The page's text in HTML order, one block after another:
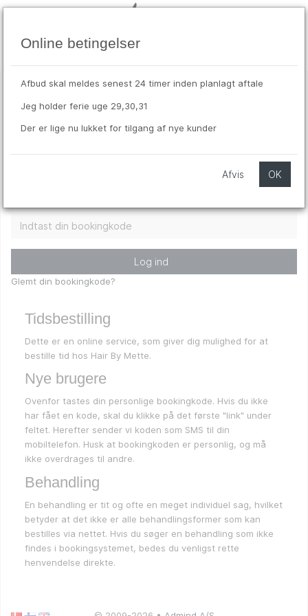
Velkommen til tidsbestilling
Log ind
Glemt din bookingkode?
Tidsbestilling
Dette er en online service, som giver dig mulighed for at
bestille tid hos Hair By Mette.
Nye brugere
Ovenfor tastes din personlige bookingkode. Hvis du ikke
har fået en kode, skal du klikke på det første "link" under
feltet. Herefter sender vi koden som SMS til din
mobiltelefon. Husk at bookingkoden er personlig, og må
ikke overdrages til andre.
Behandling
En behandling er tit og ofte en meget individuel sag, hvilket
betyder at det ikke er alle behandlingsformer som kan
bestilles via nettet. Hvis du søger en behandling som ikke
findes i bookingsystemet, bedes du venligst rette
henvendelse direkte.
Online betingelser
Afbud skal meldes senest 24 timer inden planlagt aftale
Jeg holder ferie uge 29,30,31
Der er lige nu lukket for tilgang af nye kunder
Afvis OK